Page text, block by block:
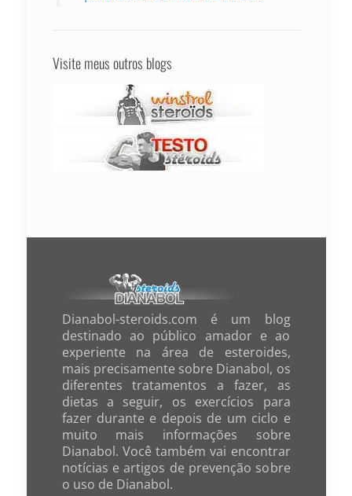
Visite meus outros blogs
Dianabol-steroids.com é um blog
destinado ao público amador e ao
experiente na área de esteroides,
mais precisamente sobre Dianabol, os
diferentes tratamentos a fazer, as
dietas a seguir, os exercícios para
fazer durante e depois de um ciclo e
muito mais informações sobre
Dianabol. Você também vai encontrar
notícias e artigos de prevenção sobre
o uso de Dianabol.